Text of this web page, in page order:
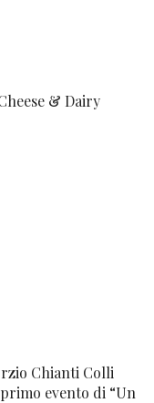
& Dairy
Chianti Colli
evento di “Un